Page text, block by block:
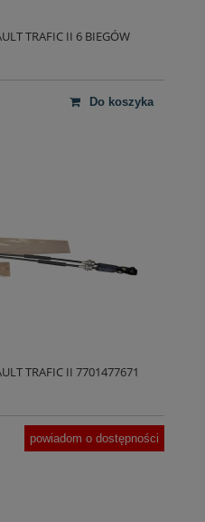
TRAFIC II 6 BIEGÓW
do koszyka
TRAFIC II 7701477671
powiadom o dostępności